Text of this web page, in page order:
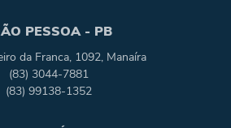
PESSOA - PB
da Franca, 1092, Manaíra
(83) 3044-7881
(83) 99138-1352